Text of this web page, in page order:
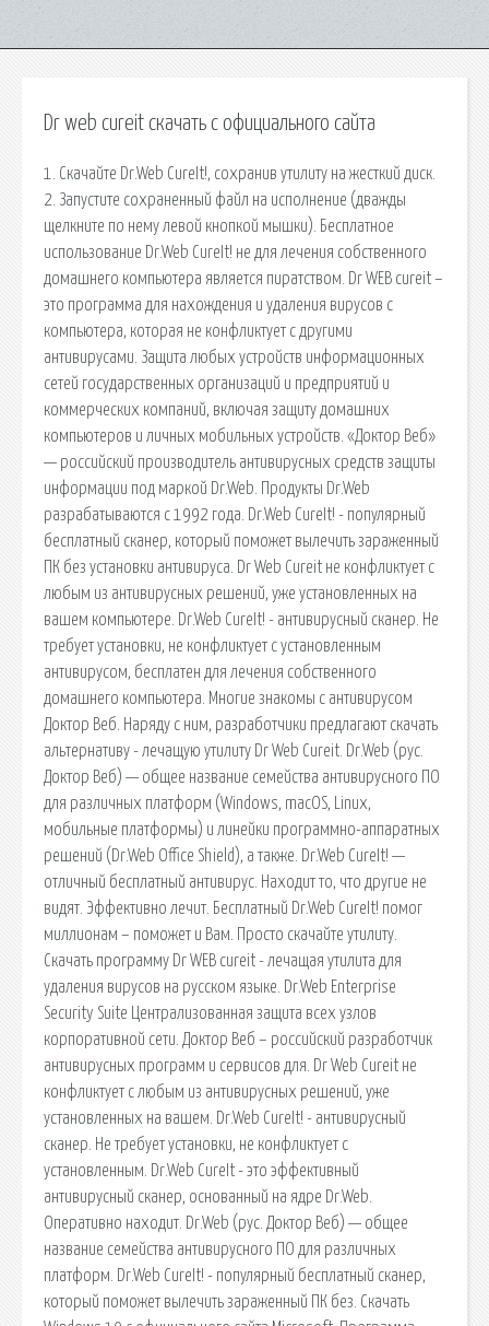
Dr web cureit скачать с официального сайта
1. Скачайте Dr.Web CureIt!, сохранив утилиту на жесткий диск.
2. Запустите сохраненный файл на исполнение (дважды
щелкните по нему левой кнопкой мышки). Бесплатное
использование Dr.Web CureIt! не для лечения собственного
домашнего компьютера является пиратством. Dr WEB cureit –
это программа для нахождения и удаления вирусов с
компьютера, которая не конфликтует с другими
антивирусами. Защита любых устройств информационных
сетей государственных организаций и предприятий и
коммерческих компаний, включая защиту домашних
компьютеров и личных мобильных устройств. «Доктор Веб»
— российский производитель антивирусных средств защиты
информации под маркой Dr.Web. Продукты Dr.Web
разрабатываются с 1992 года. Dr.Web CureIt! - популярный
бесплатный сканер, который поможет вылечить зараженный
ПК без установки антивируса. Dr Web Cureit не конфликтует с
любым из антивирусных решений, уже установленных на
вашем компьютере. Dr.Web CureIt! - антивирусный сканер. Не
требует установки, не конфликтует с установленным
антивирусом, бесплатен для лечения собственного
домашнего компьютера. Многие знакомы с антивирусом
Доктор Веб. Наряду с ним, разработчики предлагают скачать
альтернативу - лечащую утилиту Dr Web Cureit. Dr.Web (рус.
Доктор Веб) — общее название семейства антивирусного ПО
для различных платформ (Windows, macOS, Linux,
мобильные платформы) и линейки программно-аппаратных
решений (Dr.Web Office Shield), а также. Dr.Web CureIt! —
отличный бесплатный антивирус. Находит то, что другие не
видят. Эффективно лечит. Бесплатный Dr.Web CureIt! помог
миллионам – поможет и Вам. Просто скачайте утилиту.
Скачать программу Dr WEB cureit - лечащая утилита для
удаления вирусов на русском языке. Dr.Web Enterprise
Security Suite Централизованная защита всех узлов
корпоративной сети. Доктор Веб – российский разработчик
антивирусных программ и сервисов для. Dr Web Cureit не
конфликтует с любым из антивирусных решений, уже
установленных на вашем. Dr.Web CureIt! - антивирусный
сканер. Не требует установки, не конфликтует с
установленным. Dr.Web CureIt - это эффективный
антивирусный сканер, основанный на ядре Dr.Web.
Оперативно находит. Dr.Web (рус. Доктор Веб) — общее
название семейства антивирусного ПО для различных
платформ. Dr.Web CureIt! - популярный бесплатный сканер,
который поможет вылечить зараженный ПК без. Скачать